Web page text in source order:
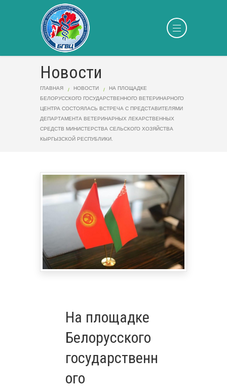
Новости
ГЛАВНАЯ НОВОСТИ
НА ПЛОЩАДКЕ
БЕЛОРУССКОГО ГОСУДАРСТВЕННОГО ВЕТЕРИНАРНОГО
ЦЕНТРА СОСТОЯЛАСЬ ВСТРЕЧА С ПРЕДСТАВИТЕЛЯМИ
ДЕПАРТАМЕНТА ВЕТЕРИНАРНЫХ ЛЕКАРСТВЕННЫХ
СРЕДСТВ МИНИСТЕРСТВА СЕЛЬСКОГО ХОЗЯЙСТВА
КЫРГЫЗСКОЙ РЕСПУБЛИКИ.
На площадке
Белорусского
государственн
ого